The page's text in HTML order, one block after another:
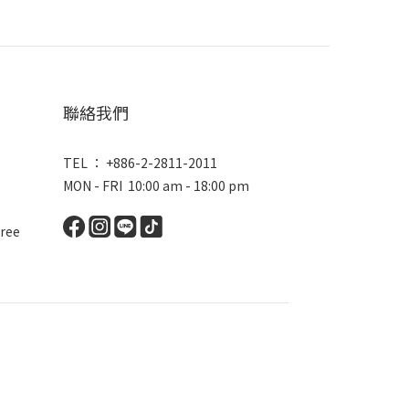
聯絡我們
TEL ： +886-2-2811-2011
MON - FRI 10:00 am - 18:00 pm